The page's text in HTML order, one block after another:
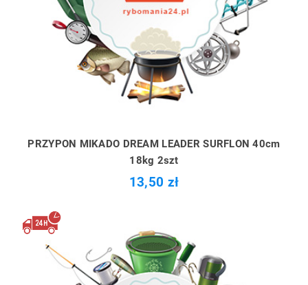
PRZYPON MIKADO DREAM LEADER SURFLON 40cm
18kg 2szt
13,50 zł